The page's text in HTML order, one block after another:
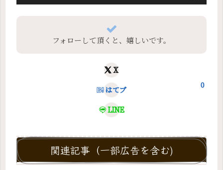
フォローして頂くと、嬉しいです。
X
はてブ
0
LINE
関連記事（一部広告を含む)